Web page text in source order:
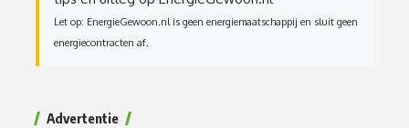
Let op: EnergieGewoon.nl is geen energiemaatschappij en sluit geen
energiecontracten af.
Advertentie